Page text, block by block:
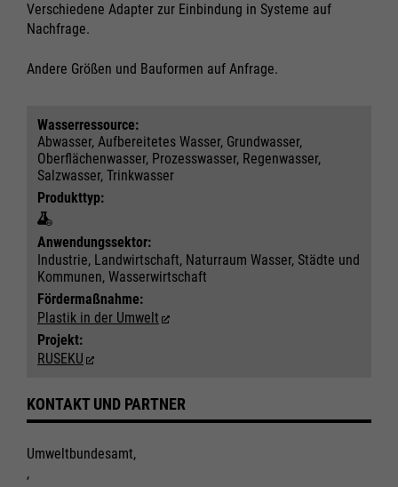
Verschiedene Adapter zur Einbindung in Systeme auf
Nachfrage.
Andere Größen und Bauformen auf Anfrage.
Wasser­ressource:
Abwasser, Aufbereitetes Wasser, Grundwasser,
Oberflächenwasser, Prozesswasser, Regenwasser,
Salzwasser, Trinkwasser
Produkttyp:
Anwendungs­sektor:
Industrie, Landwirtschaft, Naturraum Wasser, Städte und
Kommunen, Wasserwirtschaft
Fördermaßnahme:
Plastik in der Umwelt
Projekt:
RUSEKU
KONTAKT UND PARTNER
Umweltbundesamt,
,